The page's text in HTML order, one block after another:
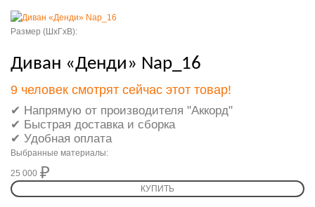
Размер (ШxГxВ):
Диван «Денди» Nap_16
9 человек смотрят сейчас этот товар!
✔ Напрямую от производителя "Аккорд"
✔ Быстрая доставка и сборка
✔ Удобная оплата
Выбранные материалы:
25 000
КУПИТЬ